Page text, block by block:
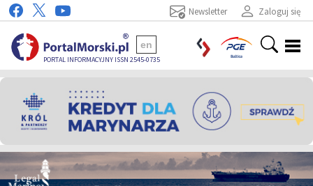
Zaloguj się
Newsletter
PORTAL INFORMACYJNY ISSN 2545-0735
en